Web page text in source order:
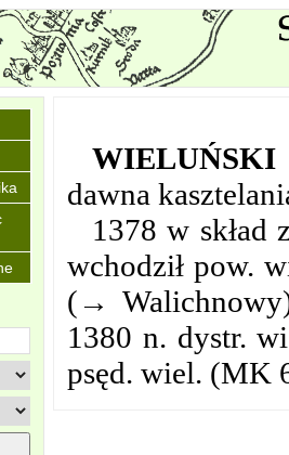
dawna
1378 w skład
wchodził pow.
(→
1380 n. dystr.
psęd. wiel. (MK